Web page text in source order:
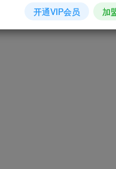
定之后单日1000-2000
开通VIP会员 加